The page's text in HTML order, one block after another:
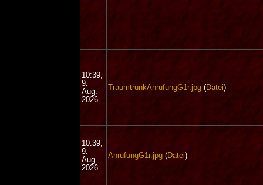
10:39,
9.
Aug.
2026
TraumtrunkAnrufungG1r.jpg(Datei)
10:39,
9.
Aug.
2026
AnrufungG1r.jpg(Datei)